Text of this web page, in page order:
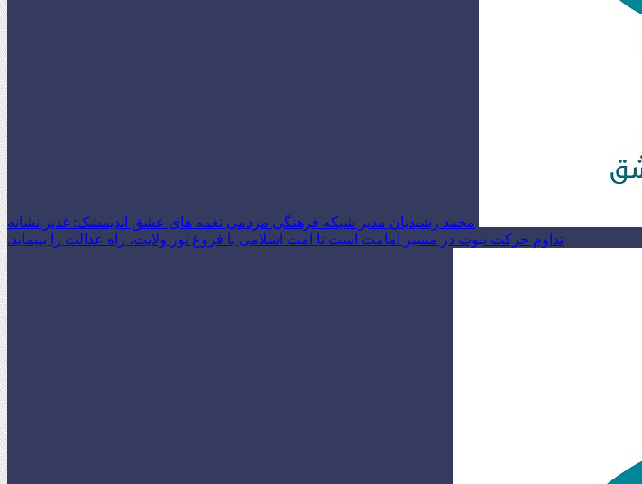
محمد رشیدیان مدیر شبکه فرهنگی مردمی نغمه های عشق اندیمشک: غدیر نشانه
تداوم حرکت نبوت در مسیر امامت است تا امت اسلامی با فروغ نور ولایت، راه عدالت را بپیماید.